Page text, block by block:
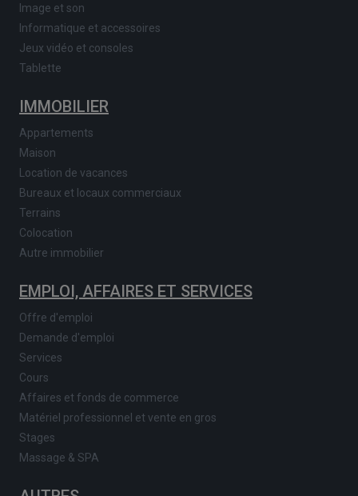
Image et son
Informatique et accessoires
Jeux vidéo et consoles
Tablette
IMMOBILIER
Appartements
Maison
Location de vacances
Bureaux et locaux commerciaux
Terrains
Colocation
Autre immobilier
EMPLOI, AFFAIRES ET SERVICES
Offre d'emploi
Demande d'emploi
Services
Cours
Affaires et fonds de commerce
Matériel professionnel et vente en gros
Stages
Massage & SPA